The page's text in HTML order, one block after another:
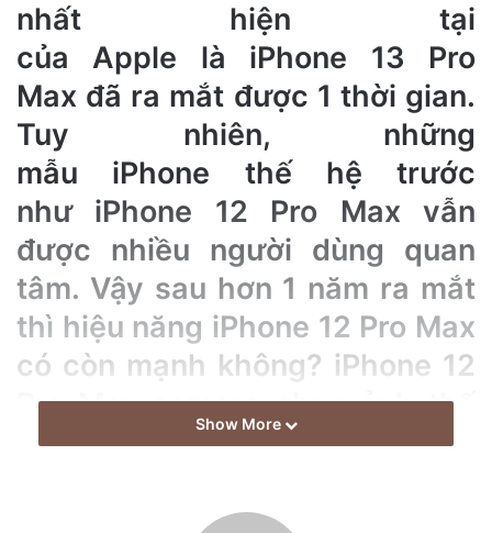
n
m
i
nhất hiện tại
của Apple là iPhone 13 Pro
Max đã ra mắt được 1 thời gian.
Tuy nhiên, những
mẫu iPhone thế hệ trước
như iPhone 12 Pro Max vẫn
được nhiều người dùng quan
tâm. Vậy sau hơn 1 năm ra mắt
thì hiệu năng iPhone 12 Pro Max
có còn mạnh không? iPhone 12
Pro Max camera chụp ảnh thế
nào? iPhone 12 Pro Max pin
mình đánh giá iPhone 12 Pro
Show More